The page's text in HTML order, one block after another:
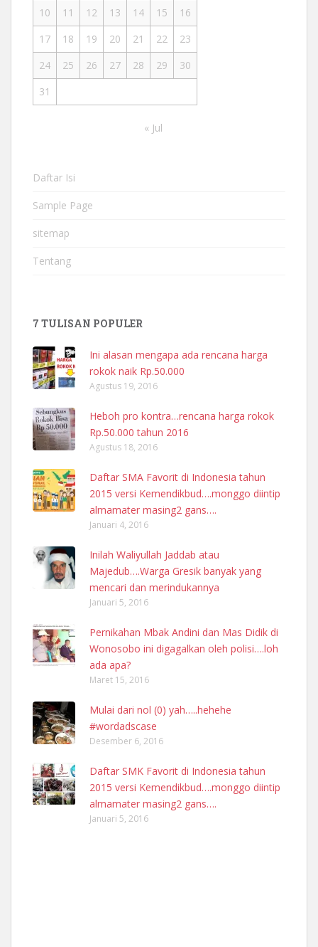
10
11 12 13 14 15
16
17
18 19 20 21 22
23
24
25 26 27 28 29
30
31
« Jul
Daftar Isi
Sample Page
sitemap
Tentang
7 TULISAN POPULER
Ini alasan mengapa ada rencana harga
rokok naik Rp.50.000
Agustus 19, 2016
Heboh pro kontra…rencana harga rokok
Rp.50.000 tahun 2016
Agustus 18, 2016
Daftar SMA Favorit di Indonesia tahun
2015 versi Kemendikbud….monggo diintip
almamater masing2 gans….
Januari 4, 2016
Inilah Waliyullah Jaddab atau
Majedub….Warga Gresik banyak yang
mencari dan merindukannya
Januari 5, 2016
Pernikahan Mbak Andini dan Mas Didik di
Wonosobo ini digagalkan oleh polisi….loh
ada apa?
Maret 15, 2016
Mulai dari nol (0) yah…..hehehe
#wordadscase
Desember 6, 2016
Daftar SMK Favorit di Indonesia tahun
2015 versi Kemendikbud….monggo diintip
almamater masing2 gans….
Januari 5, 2016